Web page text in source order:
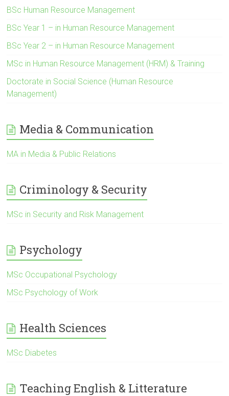
BSc Human Resource Management
BSc Year 1 – in Human Resource Management
BSc Year 2 – in Human Resource Management
MSc in Human Resource Management (HRM) & Training
Doctorate in Social Science (Human Resource
Management)
Media & Communication
MA in Media & Public Relations
Criminology & Security
MSc in Security and Risk Management
Psychology
MSc Occupational Psychology
MSc Psychology of Work
Health Sciences
MSc Diabetes
Teaching English & Litterature